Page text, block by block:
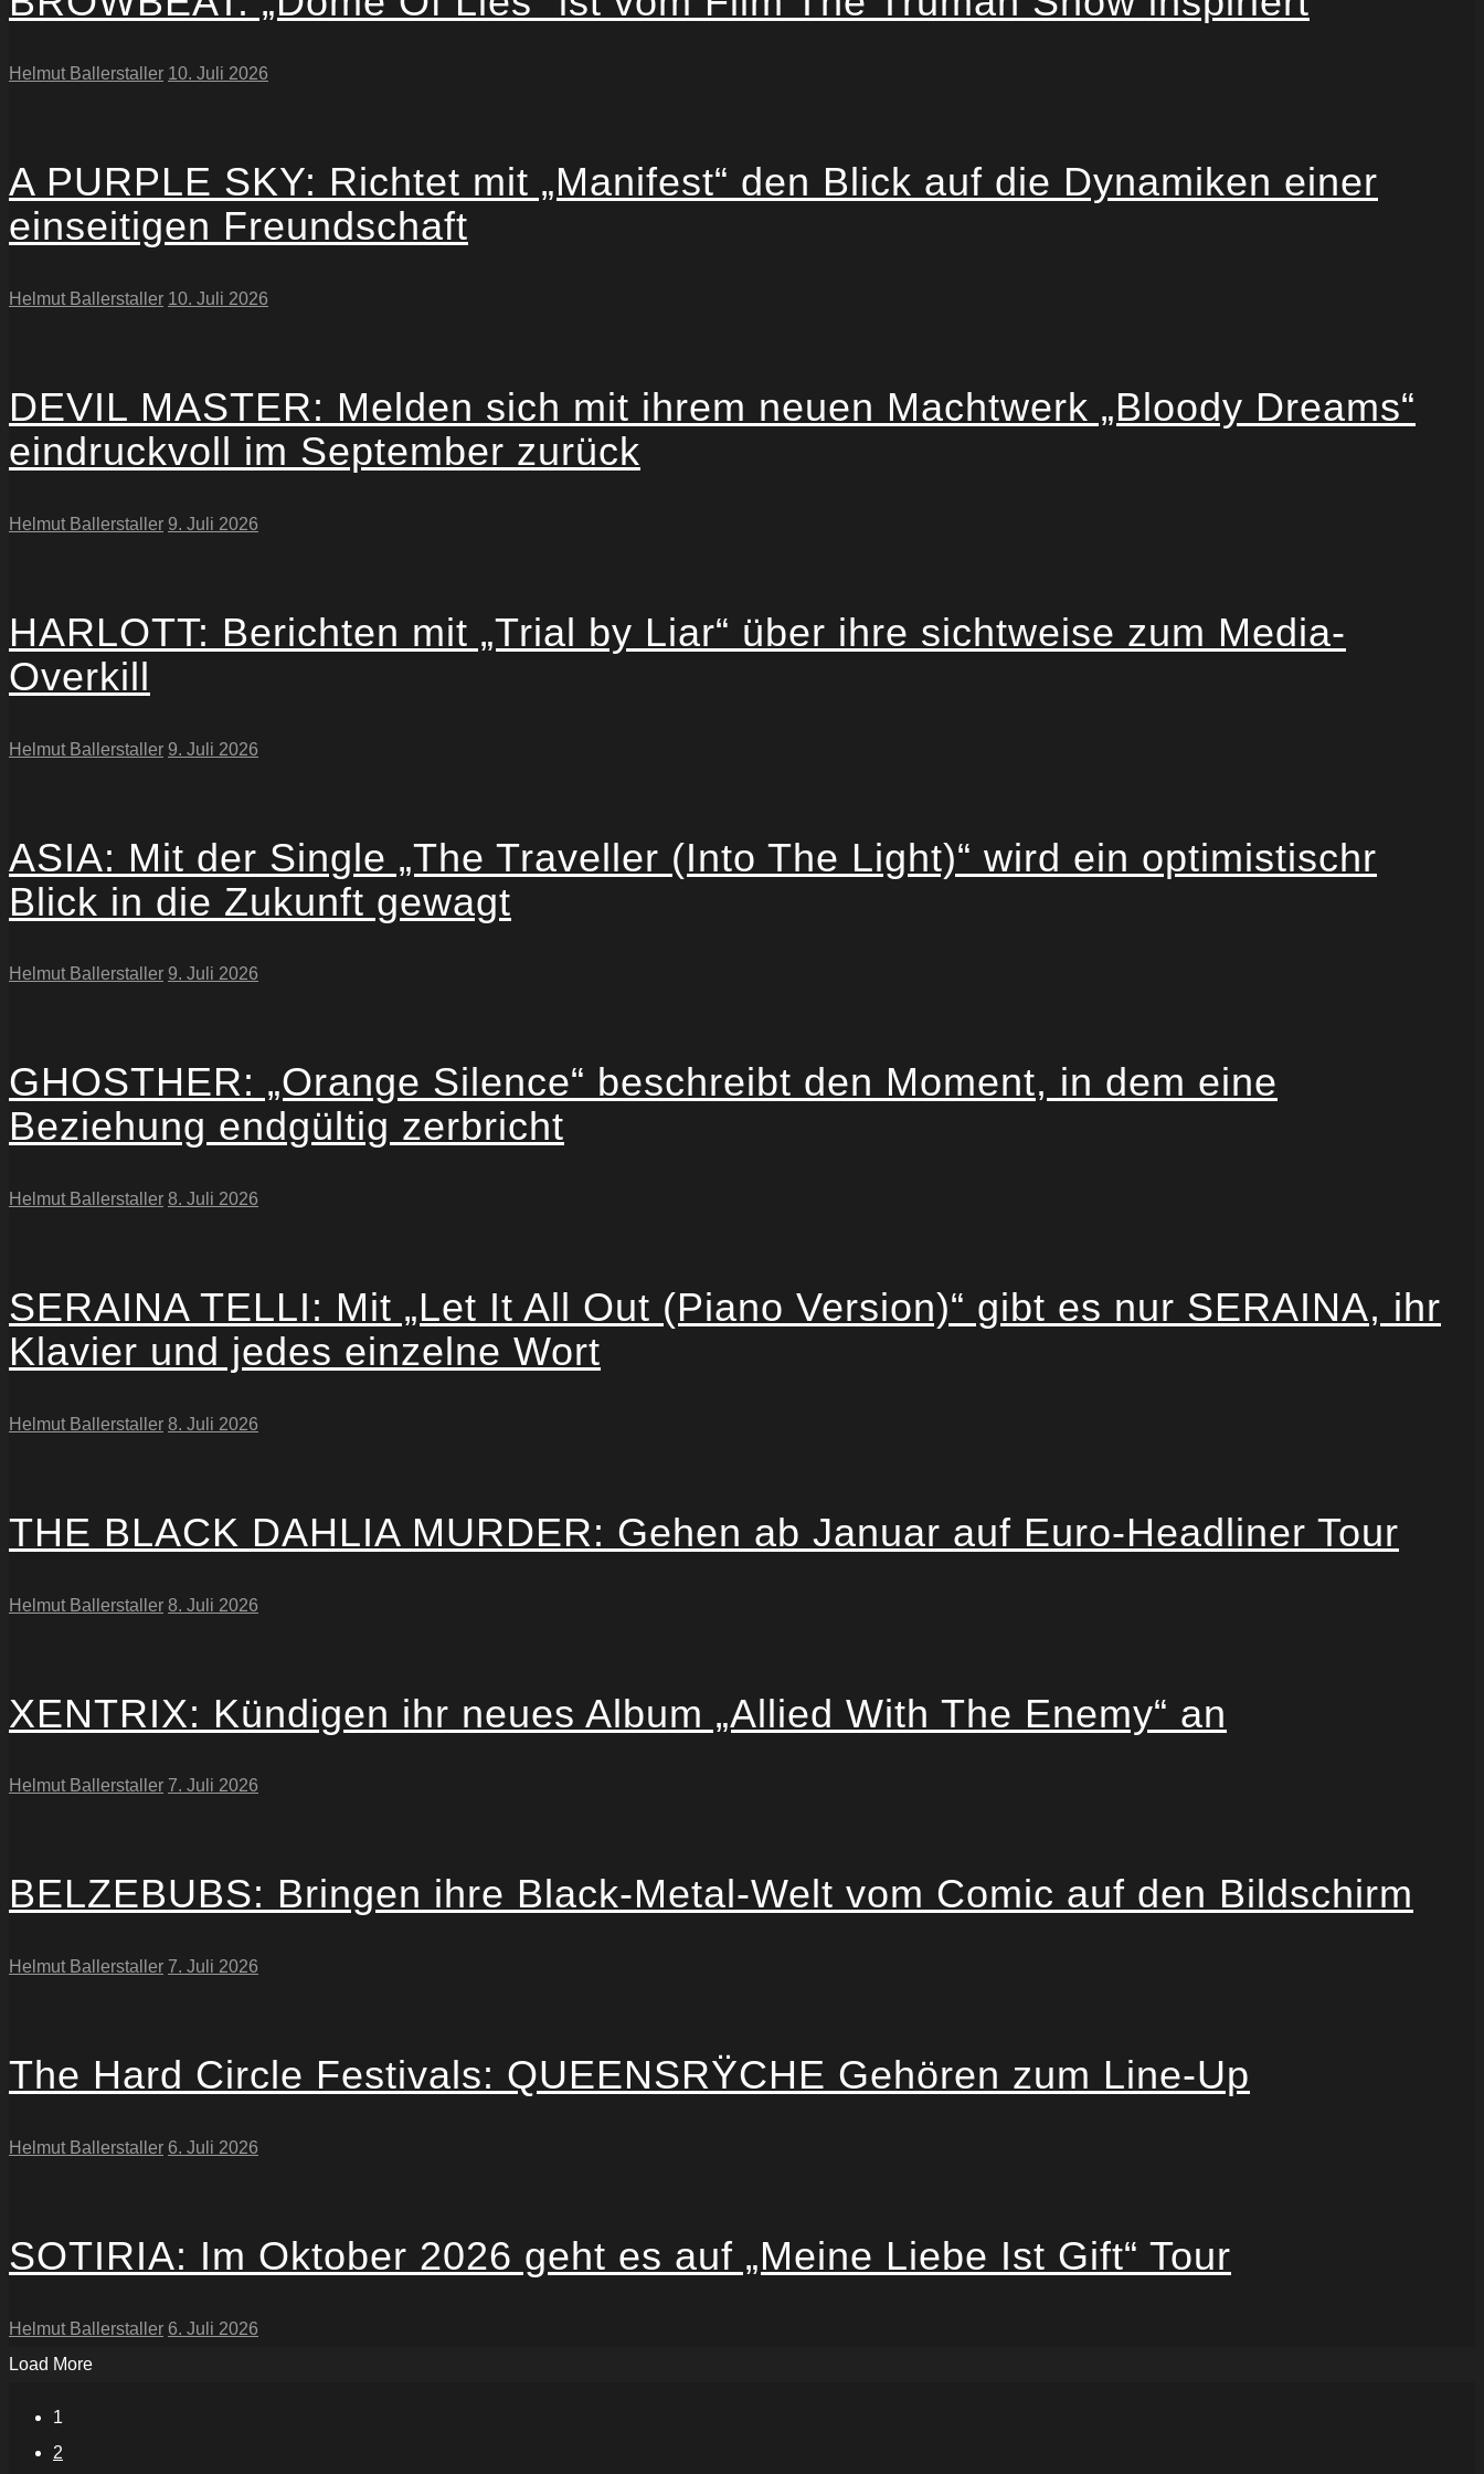
Helmut Ballerstaller 10. Juli 2026
A PURPLE SKY: Richtet mit „Manifest“ den Blick auf die Dynamiken einer
einseitigen Freundschaft
Helmut Ballerstaller 10. Juli 2026
DEVIL MASTER: Melden sich mit ihrem neuen Machtwerk „Bloody Dreams“
eindruckvoll im September zurück
Helmut Ballerstaller 9. Juli 2026
HARLOTT: Berichten mit „Trial by Liar“ über ihre sichtweise zum Media-
Overkill
Helmut Ballerstaller 9. Juli 2026
ASIA: Mit der Single „The Traveller (Into The Light)“ wird ein optimistischr
Blick in die Zukunft gewagt
Helmut Ballerstaller 9. Juli 2026
GHOSTHER: „Orange Silence“ beschreibt den Moment, in dem eine
Beziehung endgültig zerbricht
Helmut Ballerstaller 8. Juli 2026
SERAINA TELLI: Mit „Let It All Out (Piano Version)“ gibt es nur SERAINA, ihr
Klavier und jedes einzelne Wort
Helmut Ballerstaller 8. Juli 2026
THE BLACK DAHLIA MURDER: Gehen ab Januar auf Euro-Headliner Tour
Helmut Ballerstaller 8. Juli 2026
XENTRIX: Kündigen ihr neues Album „Allied With The Enemy“ an
Helmut Ballerstaller 7. Juli 2026
BELZEBUBS: Bringen ihre Black-Metal-Welt vom Comic auf den Bildschirm
Helmut Ballerstaller 7. Juli 2026
The Hard Circle Festivals: QUEENSRŸCHE Gehören zum Line-Up
Helmut Ballerstaller 6. Juli 2026
SOTIRIA: Im Oktober 2026 geht es auf „Meine Liebe Ist Gift“ Tour
Helmut Ballerstaller 6. Juli 2026
Load More
1
2